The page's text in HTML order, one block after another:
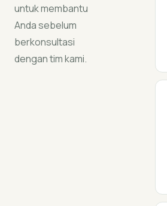
untuk membantu
Anda sebelum
berkonsultasi
dengan tim kami.